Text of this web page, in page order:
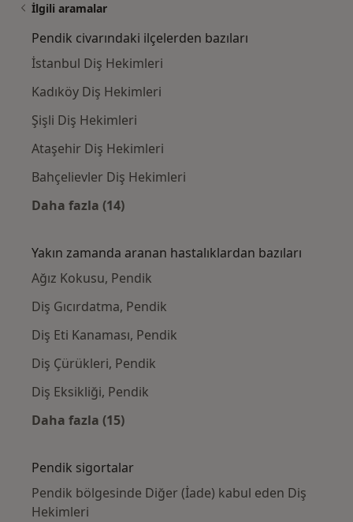
İlgili aramalar
Pendik civarındaki ilçelerden bazıları
İstanbul Diş Hekimleri
Kadıköy Diş Hekimleri
Şişli Diş Hekimleri
Ataşehir Diş Hekimleri
Bahçelievler Diş Hekimleri
Daha fazla (14)
Yakın zamanda aranan hastalıklardan bazıları
Ağız Kokusu, Pendik
Diş Gıcırdatma, Pendik
Diş Eti Kanaması, Pendik
Diş Çürükleri, Pendik
Diş Eksikliği, Pendik
Daha fazla (15)
Pendik sigortalar
Pendik bölgesinde Diğer (İade) kabul eden Diş
Hekimleri